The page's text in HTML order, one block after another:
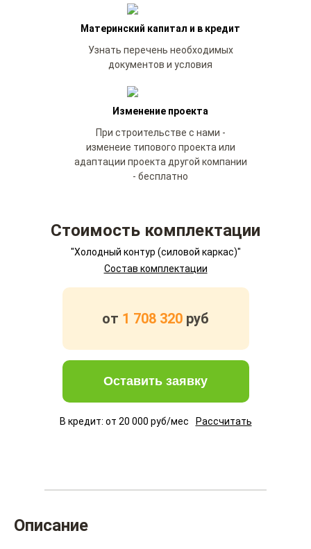
Материнский капитал и в кредит
Узнать перечень необходимых
документов и условия
Изменение проекта
При строительстве с нами -
изменеие типового проекта или
адаптации проекта другой компании
- бесплатно
Стоимость комплектации
"Холодный контур (силовой каркас)"
Состав комплектации
от 1 708 320 руб
Оставить заявку
В кредит: от 20 000 руб/мес Рассчитать
Описание